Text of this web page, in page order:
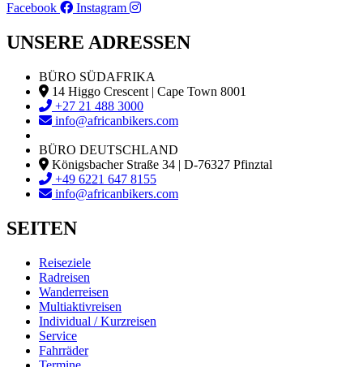
Facebook
Instagram
UNSERE ADRESSEN
BÜRO SÜDAFRIKA
14 Higgo Crescent | Cape Town 8001
+27 21 488 3000
info@africanbikers.com
BÜRO DEUTSCHLAND
Königsbacher Straße 34 | D-76327 Pfinztal
+49 6221 647 8155
info@africanbikers.com
SEITEN
Reiseziele
Radreisen
Wanderreisen
Multiaktivreisen
Individual / Kurzreisen
Service
Fahrräder